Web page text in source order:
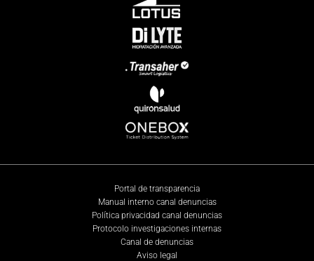
Portal de transparencia
Manual interno canal denuncias
Política privacidad canal denuncias
Protocolo investigaciones internas
Canal de denuncias
Aviso legal